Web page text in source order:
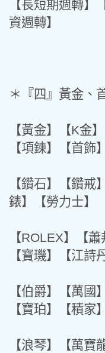
【長短期週轉】
資週轉】
＊『四』黃金、
【黃金】【K金
【項鍊】【首飾】
【鑽石】【鑽戒
錶】【勞力士】
【ROLEX】【
【寶璣】【江詩
【伯爵】【萬國
【寶珀】【積家】
【浪琴】【萬寶